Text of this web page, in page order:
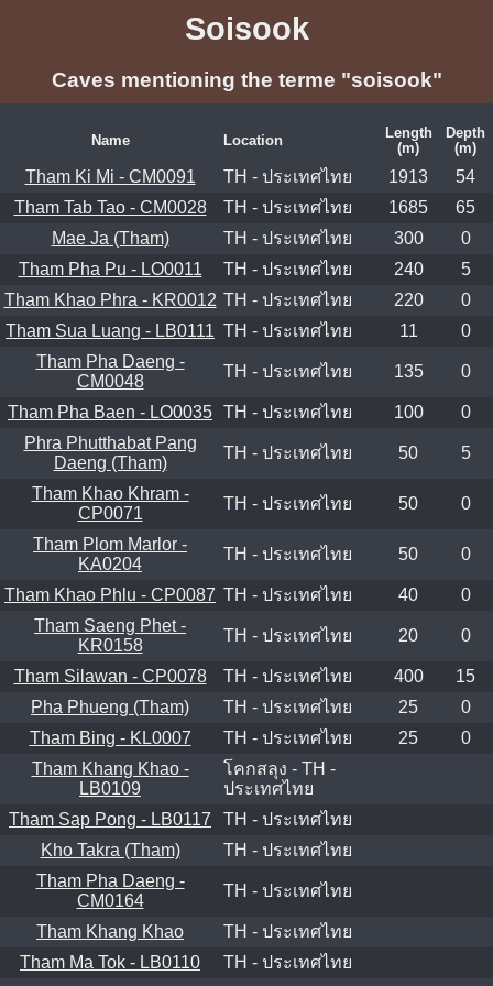
Soisook
Caves mentioning the terme "soisook"
Name Location
Length
(m)
Depth
(m)
Tham Ki Mi - CM0091 TH - ประเทศไทย 1913
54
Tham Tab Tao - CM0028
TH - ประเทศไทย 1685
65
Mae Ja (Tham)
TH - ประเทศไทย 300
0
Tham Pha Pu - LO0011
TH - ประเทศไทย 240
5
Tham Khao Phra - KR0012 TH - ประเทศไทย 220
0
Tham Sua Luang - LB0111 TH - ประเทศไทย 11
0
Tham Pha Daeng -
CM0048
TH - ประเทศไทย 135 0
Tham Pha Baen - LO0035 TH - ประเทศไทย 100
0
Phra Phutthabat Pang
Daeng (Tham)
TH - ประเทศไทย 50 5
Tham Khao Khram -
CP0071
TH - ประเทศไทย 50 0
Tham Plom Marlor -
KA0204
TH - ประเทศไทย 50 0
Tham Khao Phlu - CP0087 TH - ประเทศไทย 40
0
Tham Saeng Phet -
KR0158
TH - ประเทศไทย 20 0
Tham Silawan - CP0078 TH - ประเทศไทย 400
15
Pha Phueng (Tham)
TH - ประเทศไทย 25
0
Tham Bing - KL0007
TH - ประเทศไทย 25
0
Tham Khang Khao -
LB0109
โคกสลุง - TH -
ประเทศไทย
Tham Sap Pong - LB0117
TH - ประเทศไทย
Kho Takra (Tham)
TH - ประเทศไทย
Tham Pha Daeng -
CM0164
TH - ประเทศไทย
Tham Khang Khao
TH - ประเทศไทย
Tham Ma Tok - LB0110
TH - ประเทศไทย